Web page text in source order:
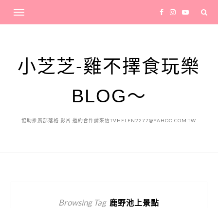
小芝芝-雞不擇食玩樂
BLOG～
協助推廣部落格.影片.邀約合作請來信TVHELEN2277@YAHOO.COM.TW
Browsing Tag 鹿野池上景點